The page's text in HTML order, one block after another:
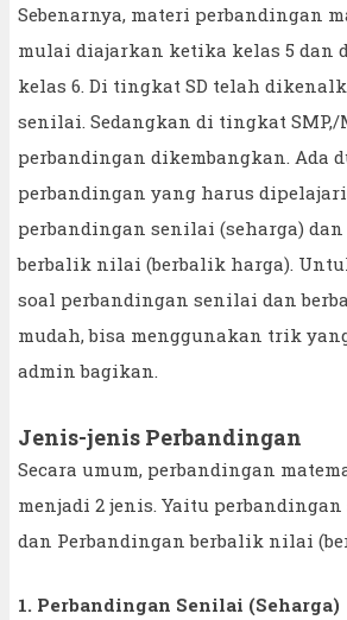
Sebenarnya, materi perbandingan
mulai diajarkan ketika kelas 5 dan
kelas 6. Di tingkat SD telah
senilai. Sedangkan di tingkat SMP,/
perbandingan dikembangkan. Ada
perbandingan yang harus
perbandingan senilai (seharga)
berbalik nilai (berbalik harga).
soal perbandingan senilai dan
mudah, bisa menggunakan trik
admin bagikan.
Jenis-jenis Perbandingan
Secara umum, perbandingan
menjadi 2 jenis. Yaitu
dan Perbandingan berbalik nilai
1. Perbandingan Senilai (Seharga)